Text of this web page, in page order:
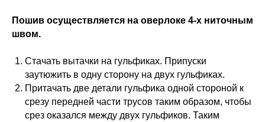
Пошив осуществляется на оверлоке 4-х ниточным
швом.
Стачать вытачки на гульфиках. Припуски
заутюжить в одну сторону на двух гульфиках.
Притачать две детали гульфика одной стороной к
срезу передней части трусов таким образом, чтобы
срез оказался между двух гульфиков. Таким